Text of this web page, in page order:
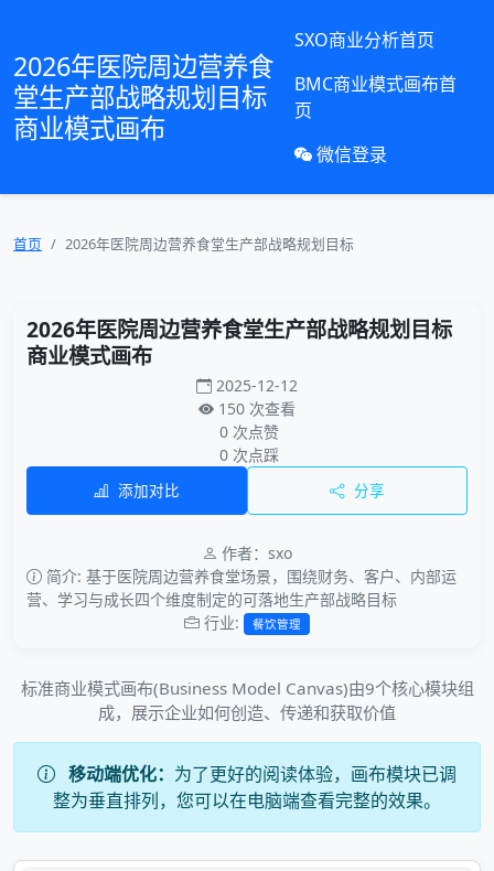
2026年医院周边营养食
堂生产部战略规划目标
商业模式画布
SXO商业分析首页
BMC商业模式画布首
页
微信登录
首页 2026年医院周边营养食堂生产部战略规划目标
2026年医院周边营养食堂生产部战略规划目标
商业模式画布
2025-12-12
150 次查看
0 次点赞
0 次点踩
添加对比
分享
作者：sxo
简介: 基于医院周边营养食堂场景，围绕财务、客户、内部运
营、学习与成长四个维度制定的可落地生产部战略目标
行业:
餐饮管理
标准商业模式画布(Business Model Canvas)由9个核心模块组
成，展示企业如何创造、传递和获取价值
移动端优化： 为了更好的阅读体验，画布模块已调
整为垂直排列，您可以在电脑端查看完整的效果。